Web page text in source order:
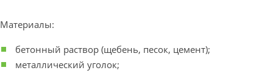
Материалы:
бетонный раствор (щебень, песок, цемент);
металлический уголок;